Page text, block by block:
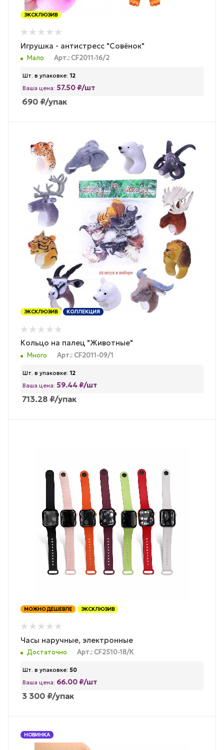
ЭКСКЛЮЗИВ
Игрушка - антистресс "Совёнок"
Мало Арт.: CF2011-16/2
Шт. в упаковке: 12
Ваша цена: 57.50 ₽/шт
690 ₽/упак
ЭКСКЛЮЗИВ КОЛЛЕКЦИЯ
Кольцо на палец "Животные"
Много Арт.: CF2011-09/1
Шт. в упаковке: 12
Ваша цена: 59.44 ₽/шт
713.28 ₽/упак
МОЖНО ДЕШЕВЛЕ ЭКСКЛЮЗИВ
Часы наручные, электронные
Достаточно Арт.: CF2510-18/К
Шт. в упаковке: 50
Ваша цена: 66.00 ₽/шт
3 300 ₽/упак
НОВИНКА